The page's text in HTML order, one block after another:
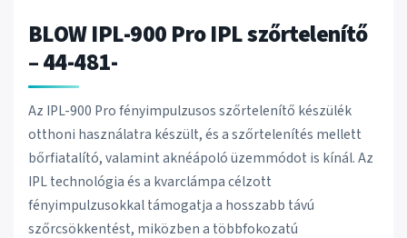
BLOW IPL-900 Pro IPL szőrtelenítő
– 44-481-
Az IPL-900 Pro fényimpulzusos szőrtelenítő készülék
otthoni használatra készült, és a szőrtelenítés mellett
bőrfiatalító, valamint aknéápoló üzemmódot is kínál. Az
IPL technológia és a kvarclámpa célzott
fényimpulzusokkal támogatja a hosszabb távú
szőrcsökkentést, miközben a többfokozatú